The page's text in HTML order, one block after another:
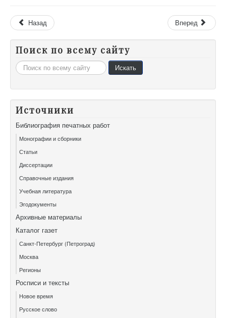
Назад Вперед
Поиск по всему сайту
Искать... Искать
Источники
Библиография печатных работ
Монографии и сборники
Статьи
Диссертации
Справочные издания
Учебная литература
Эгодокументы
Архивные материалы
Каталог газет
Санкт-Петербург (Петроград)
Москва
Регионы
Росписи и тексты
Новое время
Русское слово